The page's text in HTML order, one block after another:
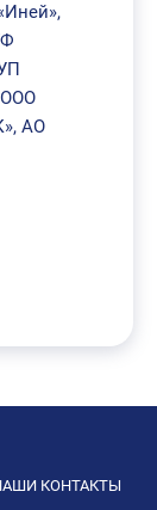
ООО
АО
КОНТАКТЫ